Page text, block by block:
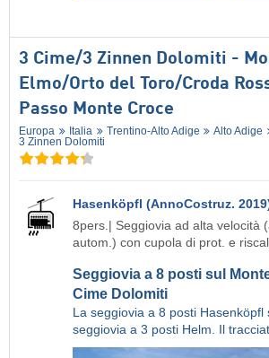
3 Cime/​3 Zinnen Dolomiti -
Elmo/​Orto del Toro/​Croda
Passo Monte Croce
Europa Italia Trentino-Alto Adige Alto Adige
3 Zinnen Dolomiti
Hasenköpfl (AnnoCostruz.
8pers.| Seggiovia ad alta velocità
autom.) con cupola di prot. e
Seggiovia a 8 posti sul
Cime Dolomiti
La seggiovia a 8 posti Hasenköpfl
seggiovia a 3 posti Helm. Il